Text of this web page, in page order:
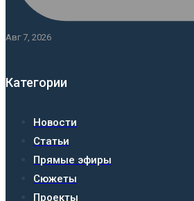
Авг 7, 2026
Категории
Новости
Статьи
Прямые эфиры
Сюжеты
Проекты